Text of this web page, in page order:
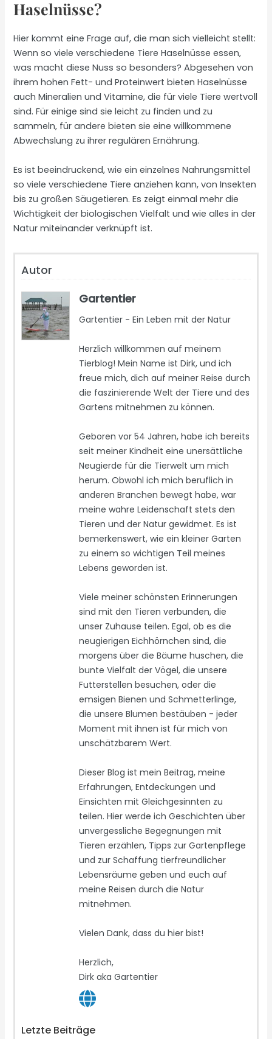
Haselnüsse?
Hier kommt eine Frage auf, die man sich vielleicht stellt:
Wenn so viele verschiedene Tiere Haselnüsse essen,
was macht diese Nuss so besonders? Abgesehen von
ihrem hohen Fett- und Proteinwert bieten Haselnüsse
auch Mineralien und Vitamine, die für viele Tiere wertvoll
sind. Für einige sind sie leicht zu finden und zu
sammeln, für andere bieten sie eine willkommene
Abwechslung zu ihrer regulären Ernährung.
Es ist beeindruckend, wie ein einzelnes Nahrungsmittel
so viele verschiedene Tiere anziehen kann, von Insekten
bis zu großen Säugetieren. Es zeigt einmal mehr die
Wichtigkeit der biologischen Vielfalt und wie alles in der
Natur miteinander verknüpft ist.
Autor
Gartentier
Gartentier - Ein Leben mit der Natur
Herzlich willkommen auf meinem
Tierblog! Mein Name ist Dirk, und ich
freue mich, dich auf meiner Reise durch
die faszinierende Welt der Tiere und des
Gartens mitnehmen zu können.
Geboren vor 54 Jahren, habe ich bereits
seit meiner Kindheit eine unersättliche
Neugierde für die Tierwelt um mich
herum. Obwohl ich mich beruflich in
anderen Branchen bewegt habe, war
meine wahre Leidenschaft stets den
Tieren und der Natur gewidmet. Es ist
bemerkenswert, wie ein kleiner Garten
zu einem so wichtigen Teil meines
Lebens geworden ist.
Viele meiner schönsten Erinnerungen
sind mit den Tieren verbunden, die
unser Zuhause teilen. Egal, ob es die
neugierigen Eichhörnchen sind, die
morgens über die Bäume huschen, die
bunte Vielfalt der Vögel, die unsere
Futterstellen besuchen, oder die
emsigen Bienen und Schmetterlinge,
die unsere Blumen bestäuben - jeder
Moment mit ihnen ist für mich von
unschätzbarem Wert.
Dieser Blog ist mein Beitrag, meine
Erfahrungen, Entdeckungen und
Einsichten mit Gleichgesinnten zu
teilen. Hier werde ich Geschichten über
unvergessliche Begegnungen mit
Tieren erzählen, Tipps zur Gartenpflege
und zur Schaffung tierfreundlicher
Lebensräume geben und euch auf
meine Reisen durch die Natur
mitnehmen.
Vielen Dank, dass du hier bist!
Herzlich,
Dirk aka Gartentier
Letzte Beiträge